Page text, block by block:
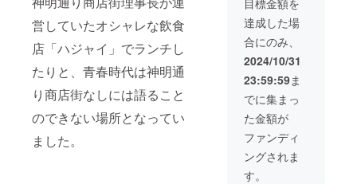
営していたオシャレな飲食
店「ハジャイ」でランチし
たりと、青春時代は神明通
り商店街なしには語ること
のできない場所となってい
ました。
されま
す。 商
品開封
前には
必ずお
届けの
リター
ンに貼
付され
たラベ
ルや注
意書き
をご確
限り掲
載 ・掲
載方
法：文
字のみ
掲載 ・
注意事
項：支
援時、
必ず備
考欄に
掲載を
希望さ
掲載し
ます（※
ストー
リー
ブック
は郵送
しま
す）
●「DU
RALEX
（デュ
ラレッ
ク
係者の
熱い想
設紹介
で構成
する、
ストー
リー
ブック
に、ご
支援頂
いた方
のお名
載方
法：文
字のみ
掲載 ・
注意事
援時、
必ず備
考欄に
掲載を
希望さ
れるお
名前を
0871 福
島県会
津若松
市栄町
１−２
０）
※支援者
様の交
通費や
滞在
費：支
援者様
の交通
用）×10
セッ
ト ※有
効期
限：
2026年
3月末ま
で ※施
設の
オープ
ン前に
送付し
ます ④
ブック
は郵送
します
（50部
程度）
③プロ
ジェク
トメン
バーと
神明通
り商店
街メン
バーで
らの関
係者の
熱い想
いと施
設紹介
で構成
する、
ストー
リー
ブック
に会社
ロゴ、
紹介文
達成した場
合にのみ、
2024/10/31
23:59:59ま
でに集まっ
た金額が
ファンディ
ングされま
す。